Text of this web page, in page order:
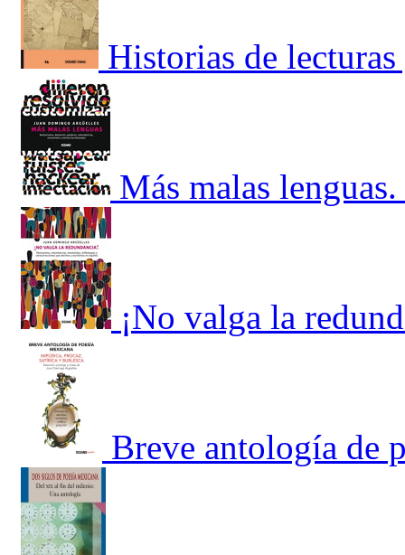
Historias de
Más malas
¡No valga la
Breve antología de